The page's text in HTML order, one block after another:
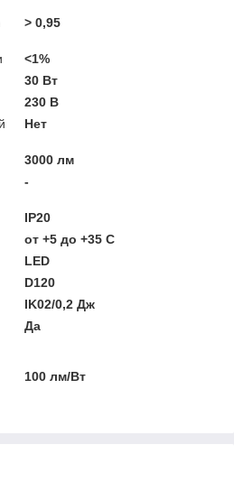
> 0,95
<1%
30 Вт
230 В
Нет
3000 лм
-
IP20
от +5 до +35 C
LED
D120
IK02/0,2 Дж
Да
100 лм/Вт